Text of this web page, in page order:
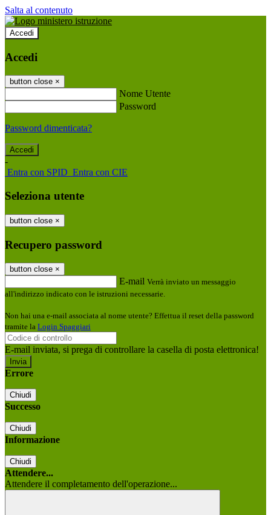
Salta al contenuto
Accedi
Accedi
button close ×
Nome Utente
Password
Password dimenticata?
-
Entra con SPID Entra con CIE
Seleziona utente
button close ×
Recupero password
button close ×
E-mail Verrà inviato un messaggio
all'indirizzo indicato con le istruzioni necessarie.
Non hai una e-mail associata al nome utente? Effettua il reset della password
tramite la Login Spaggiari
E-mail inviata, si prega di controllare la casella di posta elettronica!
Errore
Chiudi
Successo
Chiudi
Informazione
Chiudi
Attendere...
Attendere il completamento dell'operazione...